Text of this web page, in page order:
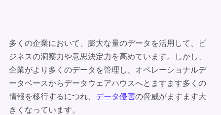
多くの企業において、膨大な量のデータを活用して、ビ
ジネスの洞察力や意思決定力を高めています。しかし、
企業がより多くのデータを管理し、オペレーショナルデ
ータベースからデータウェアハウスへとますます多くの
情報を移行するにつれ、 データ侵害の脅威がますます大
きくなっています。